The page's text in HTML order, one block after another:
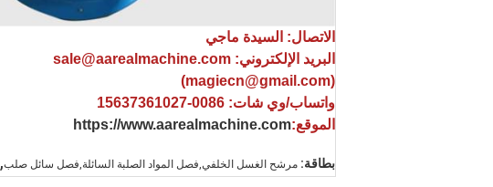
الاتصال: السيدة ماجي
البريد الإلكتروني: sale@aarealmachine.com
(magiecn@gmail.com)
واتساب/وي شات: 0086-15637361027
الموقع:https://www.aarealmachine.com
بطاقة: مرشح الغسل الخلفي,فصل المواد الصلبة السائلة,فصل سائل صلب,